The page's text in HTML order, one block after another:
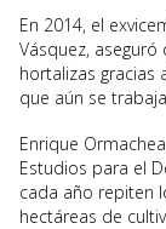
En 2014, el
Vásquez,
hortalizas gracias
que aún se
Enrique
Estudios para el
cada año repiten
hectáreas de